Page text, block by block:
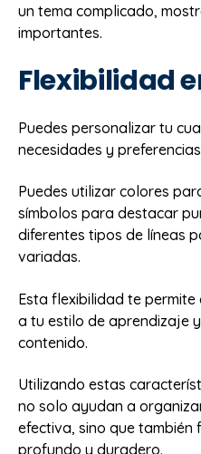
un tema complicado,
importantes.
Flexibilidad
Puedes personalizar tu
necesidades y
Puedes utilizar colores
símbolos para destacar
diferentes tipos de líneas
variadas.
Esta flexibilidad te
a tu estilo de aprendizaje
contenido.
Utilizando estas
no solo ayudan a
efectiva, sino que también
profundo y duradero.